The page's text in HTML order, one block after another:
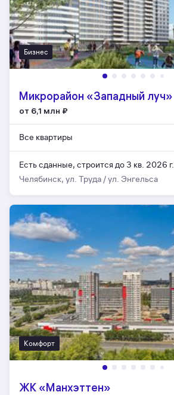
Бизнес
Микрорайон «Западный луч»
от 6,1 млн ₽
Все квартиры
Есть сданные, строится до 3 кв. 2026 г.
Челябинск, ул. Труда / ул. Энгельса
Комфорт
ЖК «Манхэттен»